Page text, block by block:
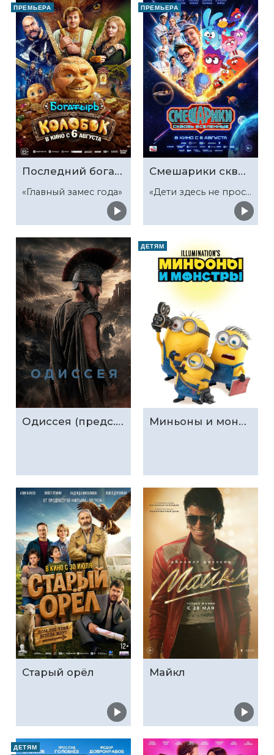
ПРЕМЬЕРА
Последний богатырь. Колобок
«Главный замес года»
ПРЕМЬЕРА
Смешарики сквозь вселенные
«Дети здесь не просто так»
Одиссея (предс.обсл. & Три добрых дела)
ДЕТЯМ
Миньоны и монстры (предс.обсл. & Три добрых дела)
Старый орёл Майкл
ДЕТЯМ